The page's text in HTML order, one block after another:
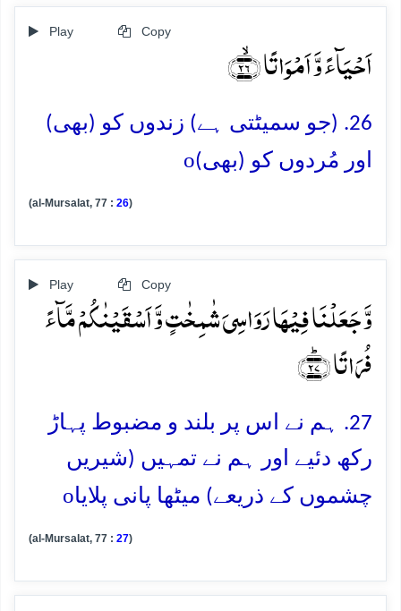
Play Copy
اَحۡیَآءً وَّ اَمۡوَاتًا ﴿ۙ۲۶﴾
26. (جو سمیٹتی ہے) زندوں کو (بھی)
اور مُردوں کو (بھی)o
(al-Mursalat, 77 : 26)
Play Copy
وَّ جَعَلۡنَا فِیۡہَا رَوَاسِیَ شٰمِخٰتٍ وَّ اَسۡقَیۡنٰکُمۡ مَّآءً
فُرَاتًا ﴿ؕ۲۷﴾
27. ہم نے اس پر بلند و مضبوط پہاڑ
رکھ دئیے اور ہم نے تمہیں (شیریں
چشموں کے ذریعے) میٹھا پانی پلایاo
(al-Mursalat, 77 : 27)